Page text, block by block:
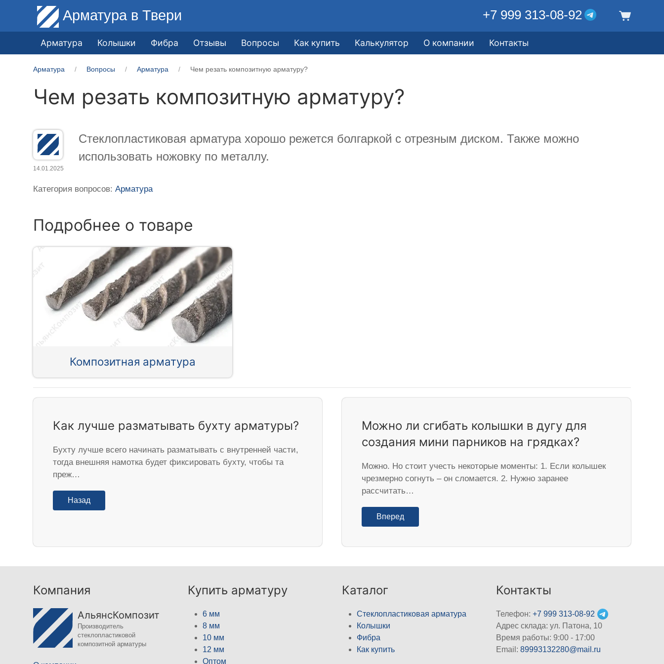
Арматура в Твери +7 999 313-08-92
Арматура Колышки Фибра Отзывы Вопросы Как купить Калькулятор О компании Контакты
Арматура Вопросы Арматура Чем резать композитную арматуру?
Чем резать композитную арматуру?
14.01.2025
Стеклопластиковая арматура хорошо режется болгаркой с отрезным диском. Также можно
использовать ножовку по металлу.
Категория вопросов:Арматура
Подробнее о товаре
Композитная арматура
Как лучше разматывать бухту арматуры?
Бухту лучше всего начинать разматывать с внутренней части,
тогда внешняя намотка будет фиксировать бухту, чтобы та
преж…
Назад
Можно ли сгибать колышки в дугу для
создания мини парников на грядках?
Можно. Но стоит учесть некоторые моменты: 1. Если колышек
чрезмерно согнуть – он сломается. 2. Нужно заранее
рассчитать…
Вперед
Компания
АльянсКомпозит
Производитель
стеклопластиковой
композитной арматуры
Купить арматуру
6 мм
8 мм
10 мм
12 мм
Оптом
Каталог
Стеклопластиковая арматура
Колышки
Фибра
Как купить
Контакты
Телефон:+7 999 313-08-92
Адрес склада: ул. Патона, 10
Время работы: 9:00 - 17:00
Email:89993132280@mail.ru